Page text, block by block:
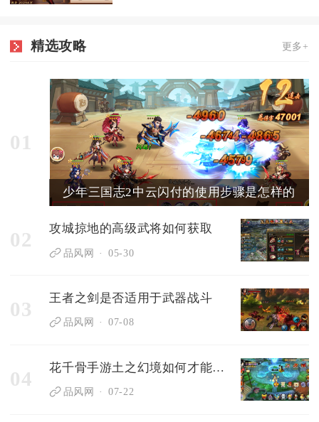
精选攻略 更多+
01
少年三国志2中云闪付的使用步骤是怎样的
02 攻城掠地的高级武将如何获取
品风网 05-30
03 王者之剑是否适用于武器战斗
品风网 07-08
04 花千骨手游土之幻境如何才能获得满分评价
品风网 07-22